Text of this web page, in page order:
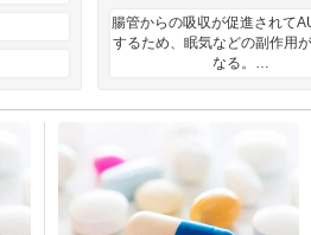
腸管からの吸収が促進されて
するため、眠気などの副作用
なる。…